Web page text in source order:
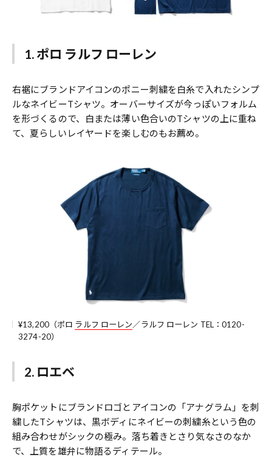
1. ポロ ラルフ ローレン
右裾にブランドアイコンのポニー刺繍を白糸で入れたシンプ
ルなネイビーTシャツ。オーバーサイズが今っぽいフォルム
を形づくるので、白または薄い色合いのTシャツの上に重ね
て、夏らしいレイヤードを楽しむのもお薦め。
¥13,200（ポロ ラルフ ローレン／ラルフ ローレン TEL：0120-
3274-20）
2. ロエベ
胸ポケットにブランドロゴとアイコンの「アナグラム」を刺
繍したTシャツは、黒ボディにネイビーの刺繍糸という色の
組み合わせがシックの極み。落ち着きとさり気なさのなか
で、上質を雄弁に物語るディテール。